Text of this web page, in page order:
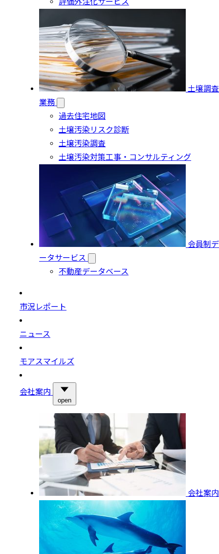
土壌調査
業務
過去住宅地図
土壌汚染リスク診断
土壌汚染調査
土壌汚染対策工事・コンサルティング
会員制デ
ータサービス
不動産データベース
市況レポート
ニュース
モアスマイルズ
会社案内
open
会社案内